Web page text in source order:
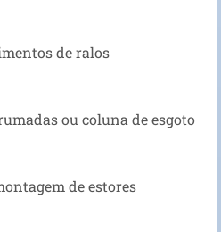
de ralos
ou coluna de esgoto
de estores